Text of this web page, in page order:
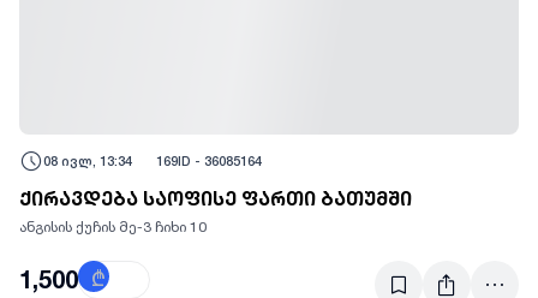
08 ივლ, 13:34 169ID - 36085164
ქირავდება საოფისე ფართი ბათუმში
ანგისის ქუჩის მე-3 ჩიხი 10
1,500 ₾